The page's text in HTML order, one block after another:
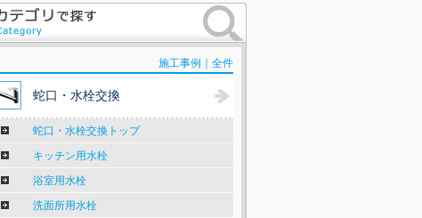
施工事例｜全件
蛇口・水栓交換
蛇口・水栓交換トップ
キッチン用水栓
浴室用水栓
洗面所用水栓